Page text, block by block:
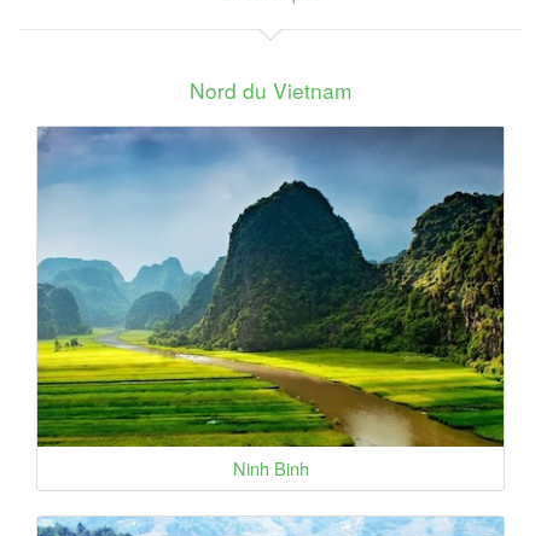
Nord du Vietnam
Ninh Binh